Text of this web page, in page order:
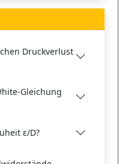
Druckverlust
Gleichung
ε/D?